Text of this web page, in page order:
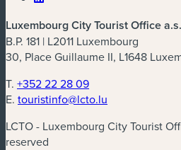
Luxembourg City Tourist Office
B.P. 181 | L2011 Luxembourg
30, Place Guillaume II, L1648
T. +352 22 28 09
E. touristinfo@lcto.lu
LCTO - Luxembourg City Tourist
reserved